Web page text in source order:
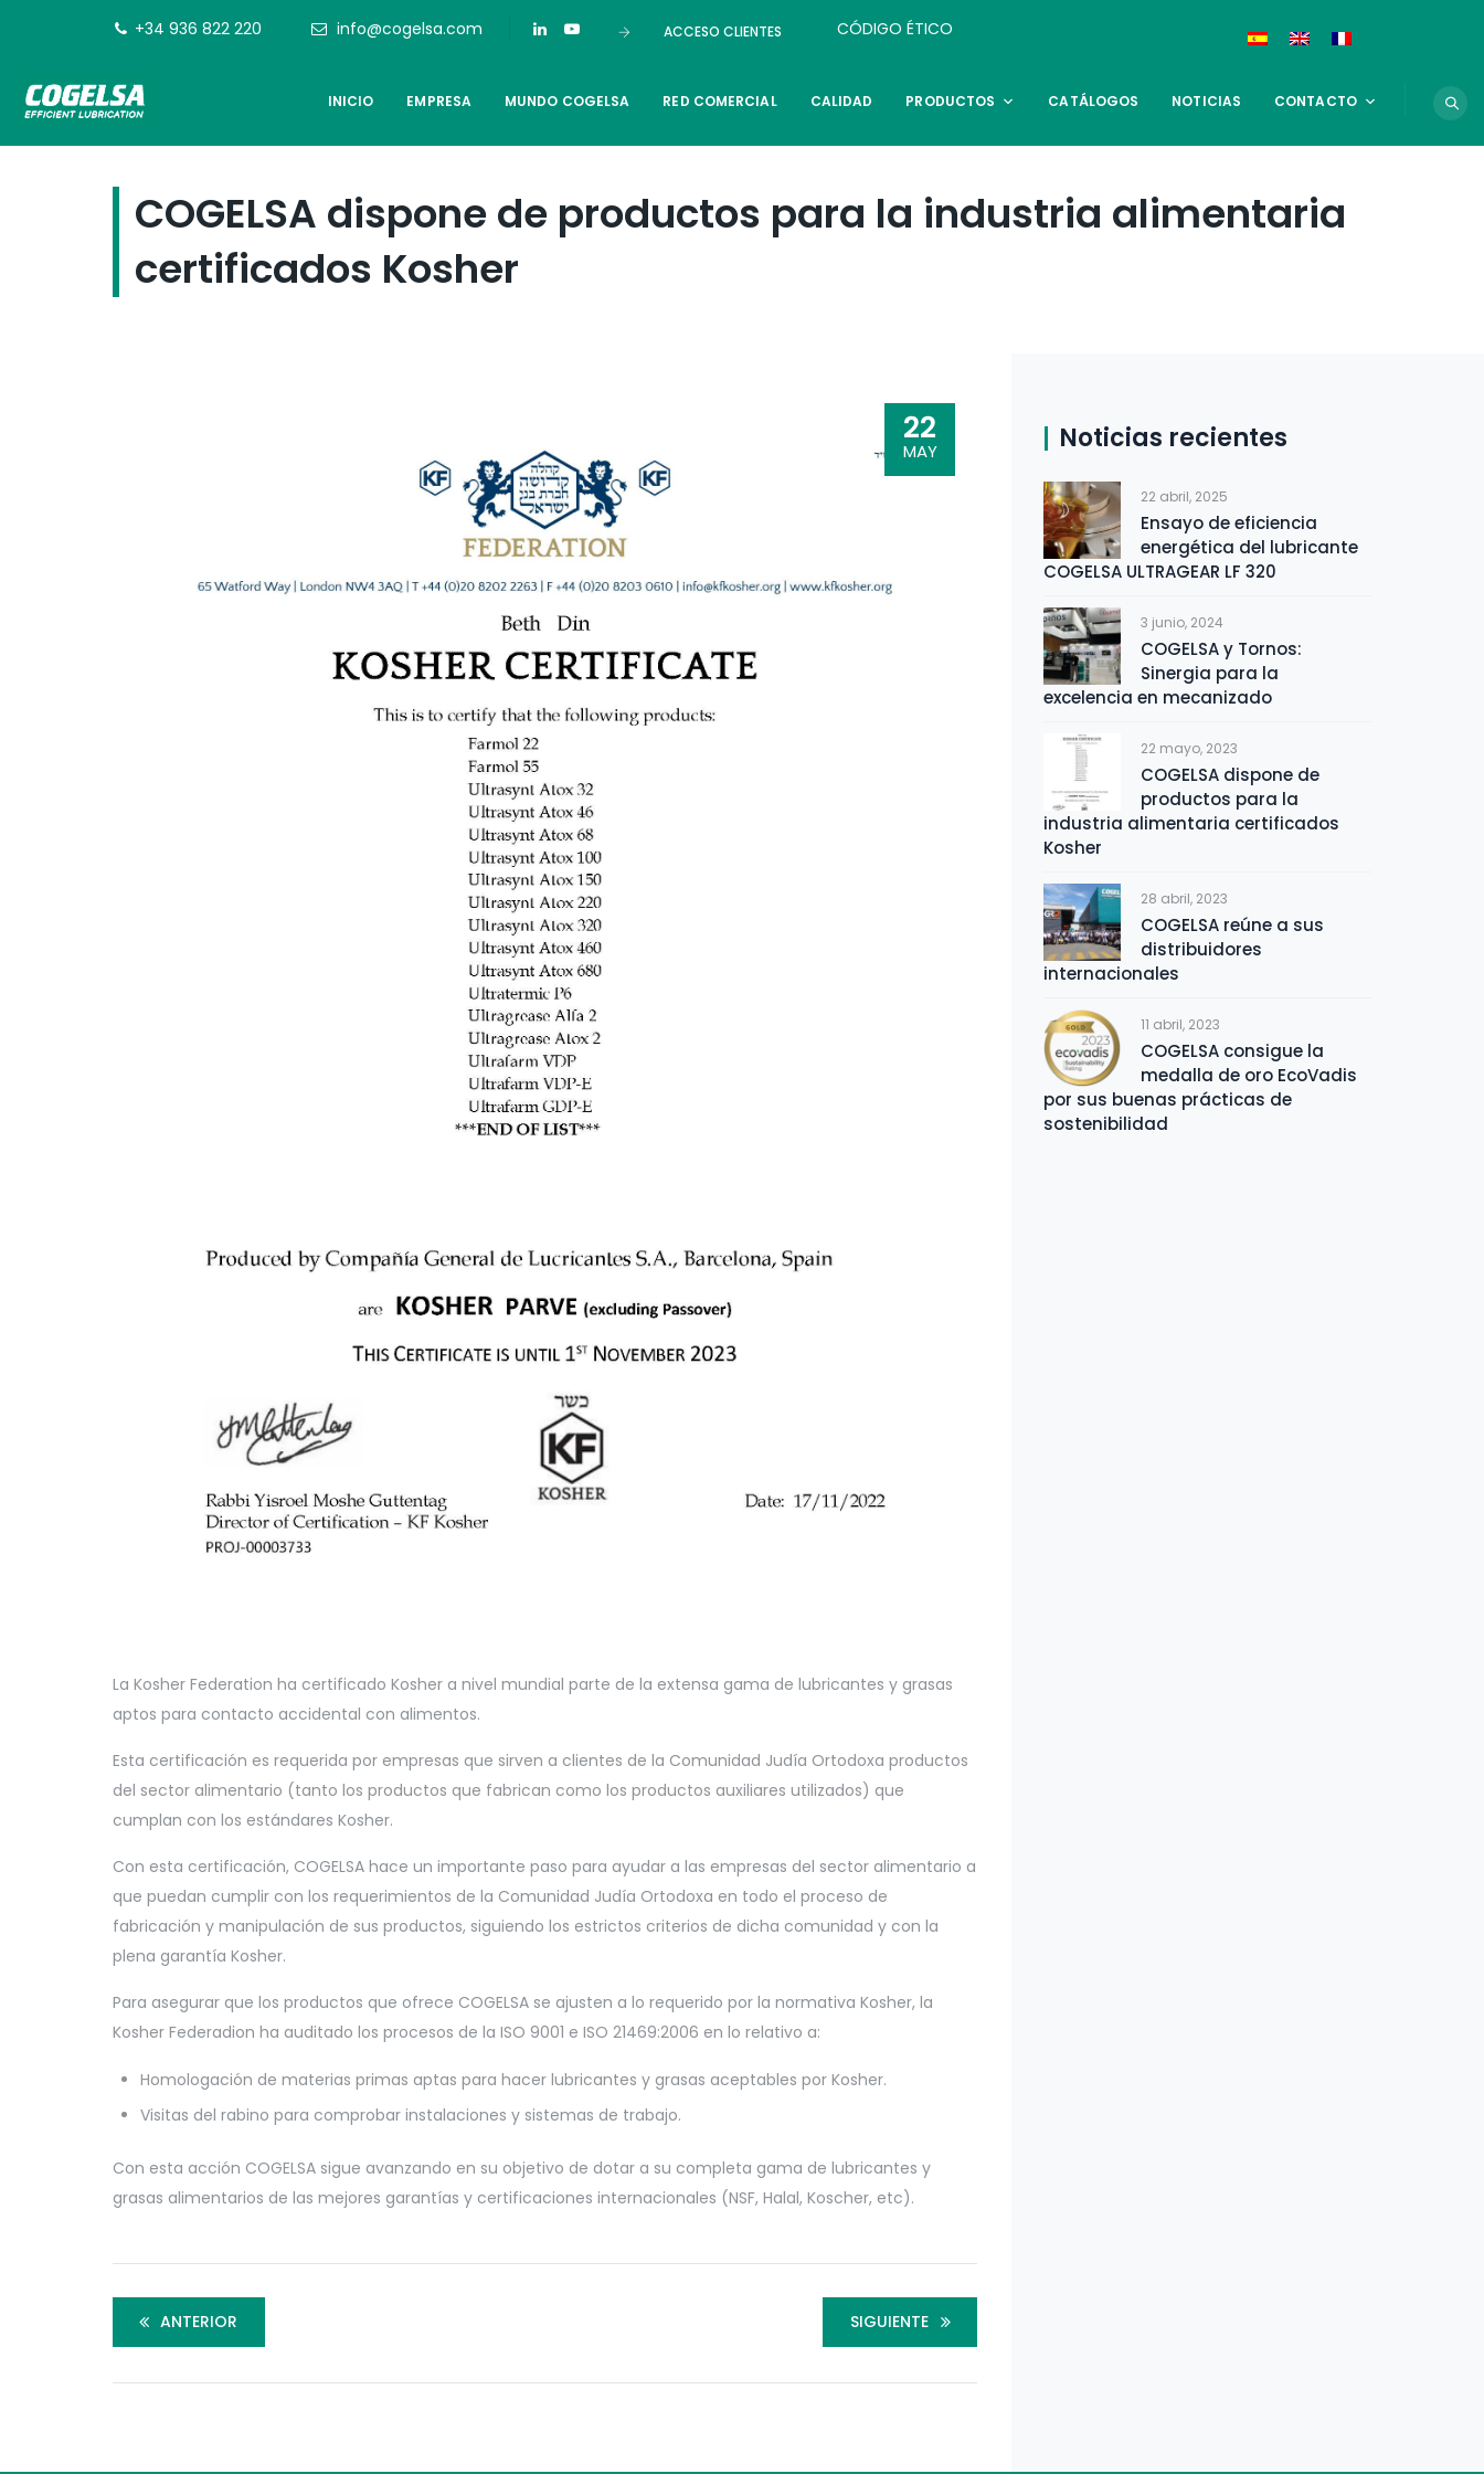
+34 936 822 220 info@cogelsa.com ACCESO CLIENTES CÓDIGO ÉTICO
INICIO EMPRESA MUNDO COGELSA RED COMERCIAL CALIDAD PRODUCTOS CATÁLOGOS NOTICIAS CONTACTO
COGELSA dispone de productos para la industria alimentaria
certificados Kosher
22
MAY
La Kosher Federation ha certificado Kosher a nivel mundial parte de la extensa gama de lubricantes y grasas
aptos para contacto accidental con alimentos.
Esta certificación es requerida por empresas que sirven a clientes de la Comunidad Judía Ortodoxa productos
del sector alimentario (tanto los productos que fabrican como los productos auxiliares utilizados) que
cumplan con los estándares Kosher.
Con esta certificación, COGELSA hace un importante paso para ayudar a las empresas del sector alimentario a
que puedan cumplir con los requerimientos de la Comunidad Judía Ortodoxa en todo el proceso de
fabricación y manipulación de sus productos, siguiendo los estrictos criterios de dicha comunidad y con la
plena garantía Kosher.
Para asegurar que los productos que ofrece COGELSA se ajusten a lo requerido por la normativa Kosher, la
Kosher Federadion ha auditado los procesos de la ISO 9001 e ISO 21469:2006 en lo relativo a:
Homologación de materias primas aptas para hacer lubricantes y grasas aceptables por Kosher.
Visitas del rabino para comprobar instalaciones y sistemas de trabajo.
Con esta acción COGELSA sigue avanzando en su objetivo de dotar a su completa gama de lubricantes y
grasas alimentarios de las mejores garantías y certificaciones internacionales (NSF, Halal, Koscher, etc).
ANTERIOR SIGUIENTE
Noticias recientes
22 abril, 2025
Ensayo de eficiencia
energética del lubricante
COGELSA ULTRAGEAR LF 320
3 junio, 2024
COGELSA y Tornos:
Sinergia para la
excelencia en mecanizado
22 mayo, 2023
COGELSA dispone de
productos para la
industria alimentaria certificados
Kosher
28 abril, 2023
COGELSA reúne a sus
distribuidores
internacionales
11 abril, 2023
COGELSA consigue la
medalla de oro EcoVadis
por sus buenas prácticas de
sostenibilidad